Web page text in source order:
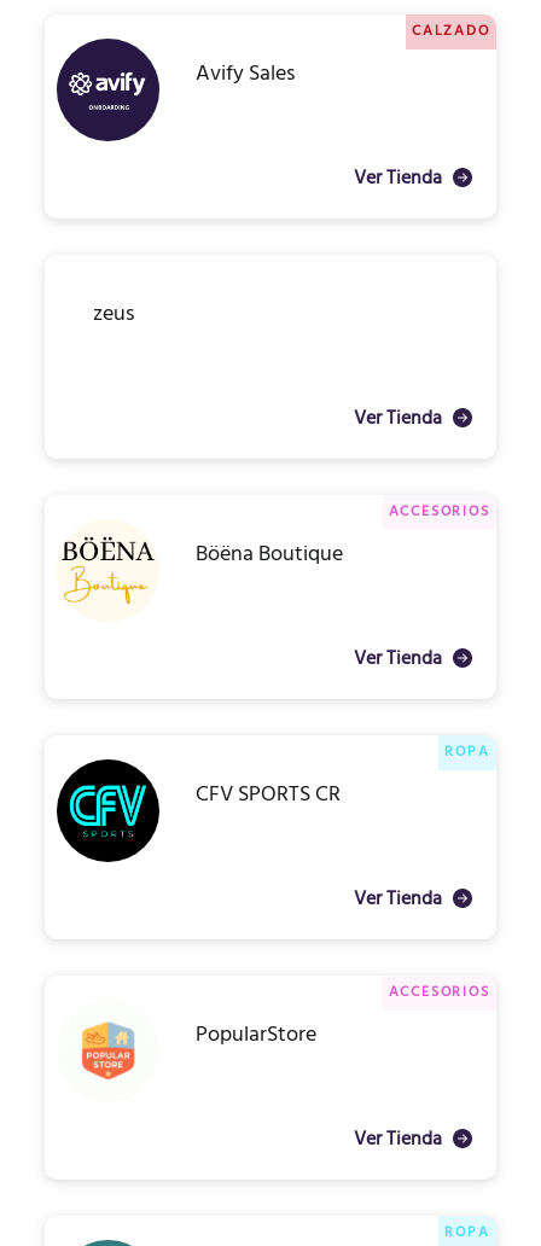
CALZADO
Avify Sales
Ver Tienda
zeus
Ver Tienda
ACCESORIOS
Böëna Boutique
Ver Tienda
ROPA
CFV SPORTS CR
Ver Tienda
ACCESORIOS
PopularStore
Ver Tienda
ROPA